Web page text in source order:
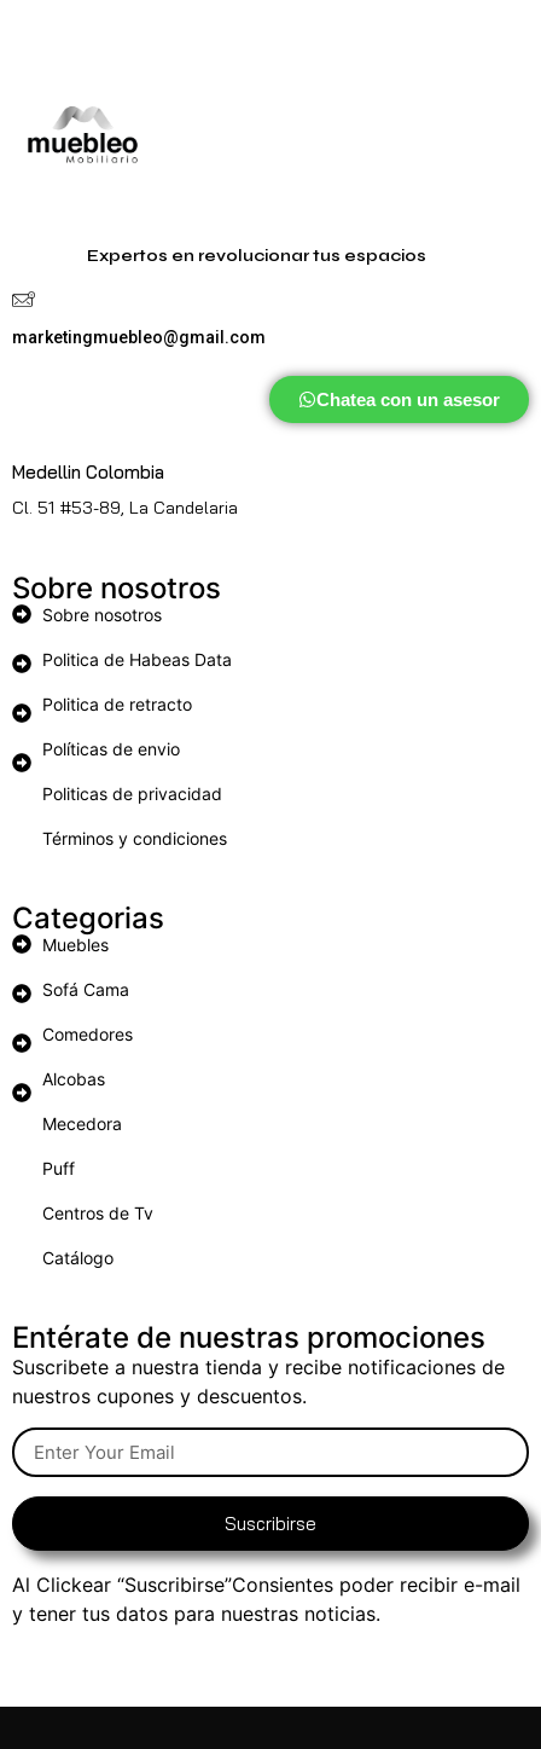
Expertos en revolucionar tus espacios
marketingmuebleo@gmail.com
Chatea con un asesor
Medellin Colombia
Cl. 51 #53-89, La Candelaria
Sobre nosotros
Sobre nosotros
Politica de Habeas Data
Politica de retracto
Políticas de envio
Politicas de privacidad
Términos y condiciones
Categorias
Muebles
Sofá Cama
Comedores
Alcobas
Mecedora
Puff
Centros de Tv
Catálogo
Entérate de nuestras promociones
Suscribete a nuestra tienda y recibe notificaciones de
nuestros cupones y descuentos.
Suscribirse
Al Clickear “Suscribirse”Consientes poder recibir e-mail
y tener tus datos para nuestras noticias.